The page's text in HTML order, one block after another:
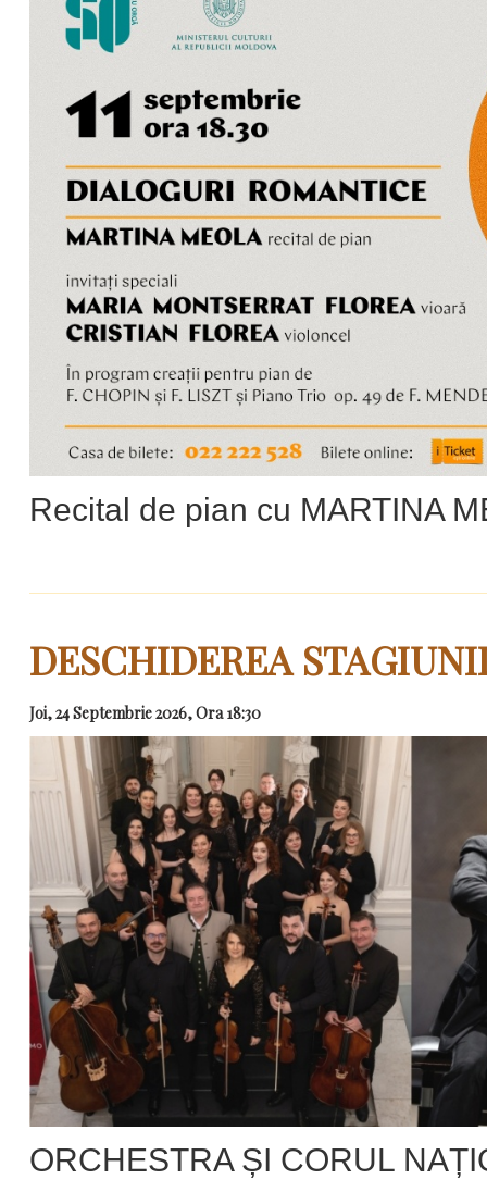
Recital de pian cu MARTINA
DESCHIDEREA
Joi, 24 Septembrie 2026, Ora 18:30
ORCHESTRA ȘI CORUL